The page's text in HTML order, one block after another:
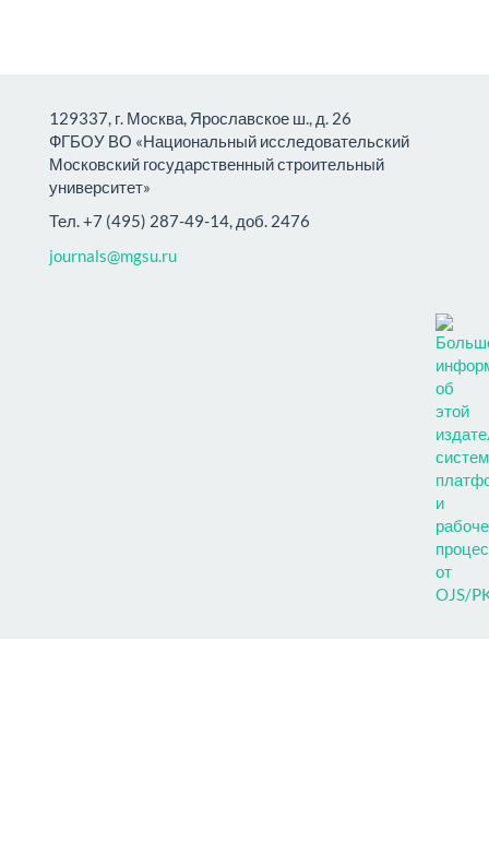
129337, г. Москва, Ярославское ш., д. 26
ФГБОУ ВО «Национальный исследовательский
Московский государственный строительный
университет»
Тел. +7 (495) 287-49-14, доб. 2476
journals@mgsu.ru